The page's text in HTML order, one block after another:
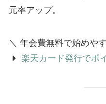
元率アップ。
＼ 年会費無料で始めや
楽天カード発行でポ